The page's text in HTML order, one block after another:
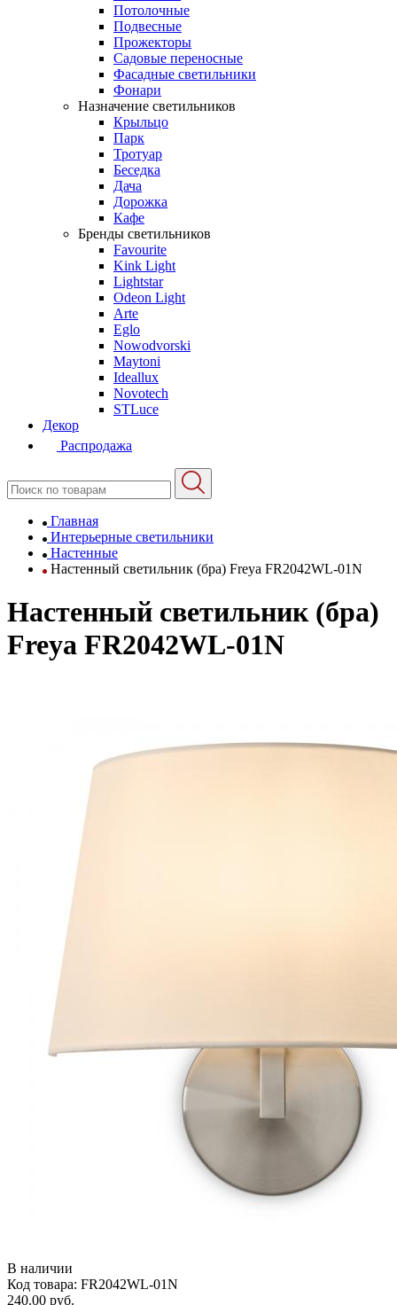
Потолочные
Подвесные
Прожекторы
Садовые переносные
Фасадные светильники
Фонари
Назначение светильников
Крыльцо
Парк
Тротуар
Беседка
Дача
Дорожка
Кафе
Бренды светильников
Favourite
Kink Light
Lightstar
Odeon Light
Arte
Eglo
Nowodvorski
Maytoni
Ideallux
Novotech
STLuce
Декор
Распродажа
Главная
Интерьерные светильники
Настенные
Настенный светильник (бра) Freya FR2042WL-01N
Настенный светильник (бра)
Freya FR2042WL-01N
В наличии
Код товара: FR2042WL-01N
240.00 руб.